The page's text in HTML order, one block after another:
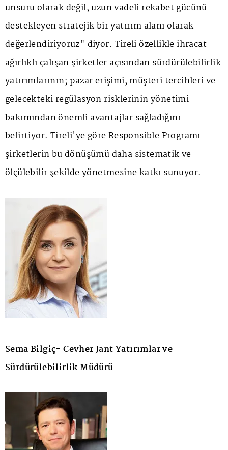
unsuru olarak değil, uzun vadeli rekabet gücünü
destekleyen stratejik bir yatırım alanı olarak
değerlendiriyoruz" diyor. Tireli özellikle ihracat
ağırlıklı çalışan şirketler açısından sürdürülebilirlik
yatırımlarının; pazar erişimi, müşteri tercihleri ve
gelecekteki regülasyon risklerinin yönetimi
bakımından önemli avantajlar sağladığını
belirtiyor. Tireli'ye göre Responsible Programı
şirketlerin bu dönüşümü daha sistematik ve
ölçülebilir şekilde yönetmesine katkı sunuyor.
Sema Bilgiç- Cevher Jant Yatırımlar ve
Sürdürülebilirlik Müdürü